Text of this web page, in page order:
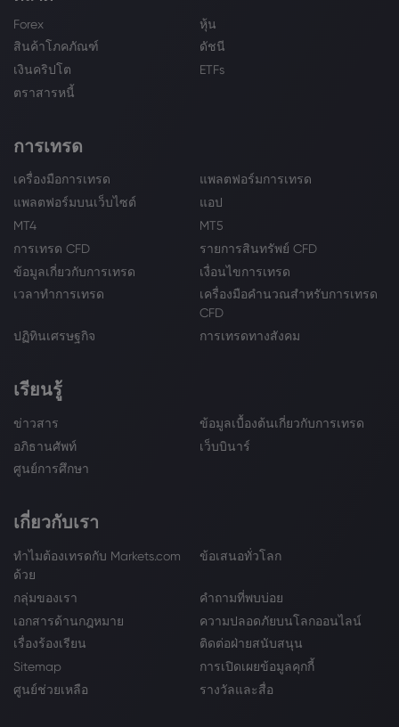
Forex
หุ้น
สินค้าโภคภัณฑ์
ดัชนี
เงินคริปโต
ETFs
ตราสารหนี้
การเทรด
เครื่องมือการเทรด
แพลตฟอร์มการเทรด
แพลตฟอร์มบนเว็บไซต์
แอป
MT4
MT5
การเทรด CFD
รายการสินทรัพย์ CFD
ข้อมูลเกี่ยวกับการเทรด
เงื่อนไขการเทรด
เวลาทำการเทรด
เครื่องมือคำนวณสำหรับการเทรด
CFD
ปฏิทินเศรษฐกิจ
การเทรดทางสังคม
เรียนรู้
ข่าวสาร
ข้อมูลเบื้องต้นเกี่ยวกับการเทรด
อภิธานศัพท์
เว็บบินาร์
ศูนย์การศึกษา
เกี่ยวกับเรา
ทำไมต้องเทรดกับ Markets.com
ด้วย
ข้อเสนอทั่วโลก
กลุ่มของเรา
คำถามที่พบบ่อย
เอกสารด้านกฎหมาย
ความปลอดภัยบนโลกออนไลน์
เรื่องร้องเรียน
ติดต่อฝ่ายสนับสนุน
Sitemap
การเปิดเผยข้อมูลคุกกี้
ศูนย์ช่วยเหลือ
รางวัลและสื่อ